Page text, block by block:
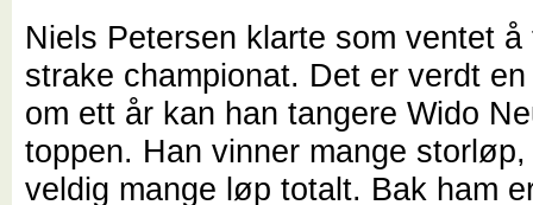
Niels Petersen klarte som ventet
strake championat. Det er verdt
om ett år kan han tangere Wido
toppen. Han vinner mange
veldig mange løp totalt. Bak ham